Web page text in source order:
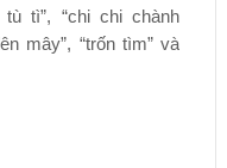
tì”, “chi chi chành
mây”, “trốn tìm” và